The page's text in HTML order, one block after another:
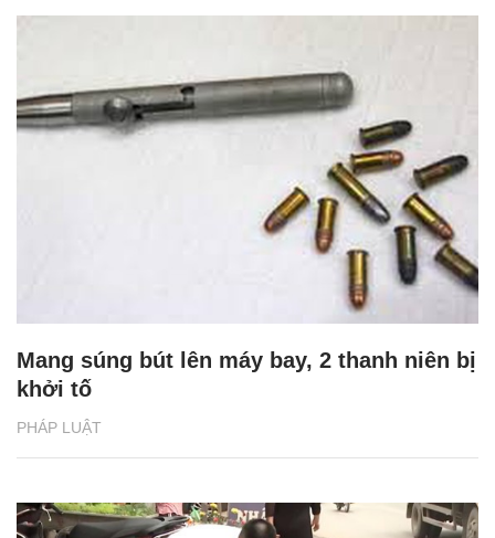
PHÁP LUẬT
Mang súng bút lên máy bay, 2 thanh niên bị
khởi tố